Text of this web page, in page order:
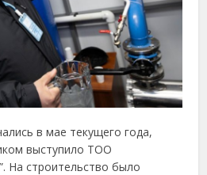
в мае текущего года,
выступило ТОО
На строительство было